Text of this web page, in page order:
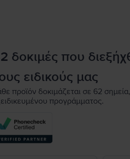
δοκιμές που
ειδικούς μας
προϊόν δοκιμάζεται σε 62
προγράμματος.